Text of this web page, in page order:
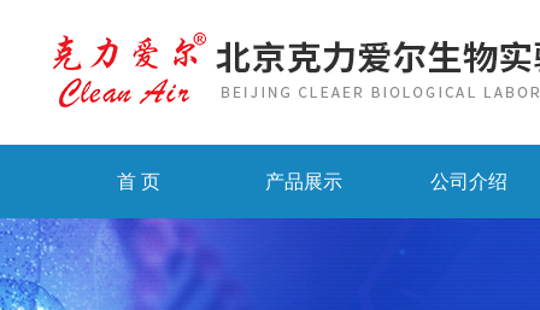
首 页 产品展示 公司介绍